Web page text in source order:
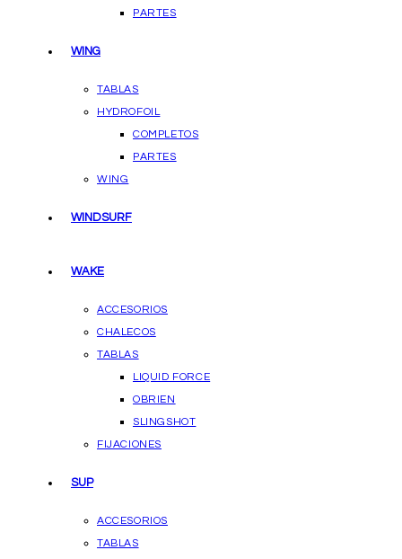
PARTES
WING
TABLAS
HYDROFOIL
COMPLETOS
PARTES
WING
WINDSURF
WAKE
ACCESORIOS
CHALECOS
TABLAS
LIQUID FORCE
OBRIEN
SLINGSHOT
FIJACIONES
SUP
ACCESORIOS
TABLAS